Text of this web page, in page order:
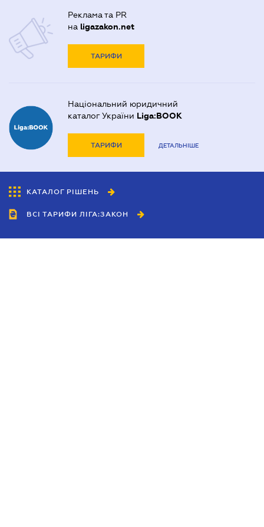
Реклама та PR
на ligazakon.net
ТАРИФИ
Національний юридичний
каталог України Liga:BOOK
ТАРИФИ ДЕТАЛЬНІШЕ
КАТАЛОГ РІШЕНЬ
ВСІ ТАРИФИ ЛІГА:ЗАКОН